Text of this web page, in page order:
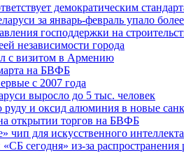
демократическим
за январь-февраль упало
господдержки на
независимости города
с визитом в Армению
на БВФБ
с 2007 года
выросло до 5 тыс. человек
руду и оксид алюминия в новые
открытии торгов на БВФБ
для искусственного интеллекта
сегодня» из-за